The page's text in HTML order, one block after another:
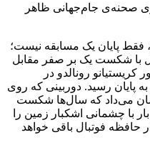
صحنه‌ی جام‌جهانی ظاهر
فقط پایان یک مسابقه نیست؛
با شکست یک بر صفر مقابل
کریستیانو رونالدو در
پایان رسید. دوربینی که روی
می‌داد که سال‌ها شکست
با چشمانی اشکبار زمین را
فوتبال باقی خواهد